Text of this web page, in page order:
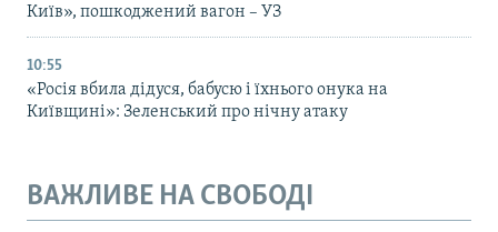
Київ», пошкоджений вагон – УЗ
10:55
«Росія вбила дідуся, бабусю і їхнього онука на
Київщині»: Зеленський про нічну атаку
ВАЖЛИВЕ НА СВОБОДІ